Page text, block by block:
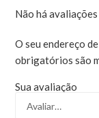
Não há
O seu endereço
obrigatórios são
Sua avaliação